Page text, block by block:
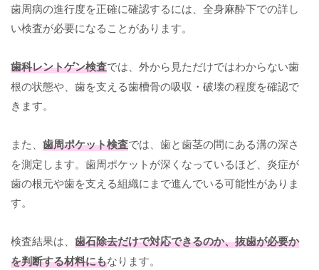
歯周病の進行度を正確に確認するには、全身麻酔下での詳し
い検査が必要になることがあります。
歯科レントゲン検査では、外から見ただけではわからない歯
根の状態や、歯を支える歯槽骨の吸収・破壊の程度を確認で
きます。
また、 歯周ポケット検査では、歯と歯茎の間にある溝の深さ
を測定します。歯周ポケットが深くなっているほど、炎症が
歯の根元や歯を支える組織にまで進んでいる可能性がありま
す。
検査結果は、 歯石除去だけで対応できるのか、抜歯が必要か
を判断する材料にもなります。